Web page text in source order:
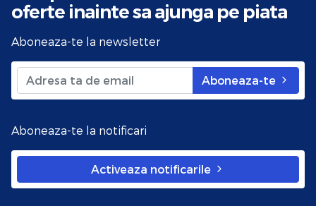
oferte inainte sa ajunga pe piata
Aboneaza-te la newsletter
Aboneaza-te
Aboneaza-te la notificari
Activeaza notificarile